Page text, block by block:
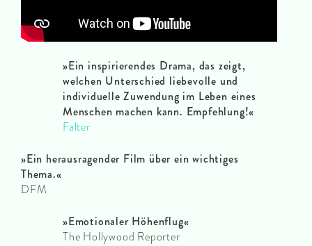
»Ein inspirierendes Drama, das zeigt,
welchen Unterschied liebevolle und
individuelle Zuwendung im Leben eines
Menschen machen kann. Empfehlung!«
Falter
»Ein herausragender Film über ein wichtiges
Thema.«
DFM
»Emotionaler Höhenflug«
The Hollywood Reporter